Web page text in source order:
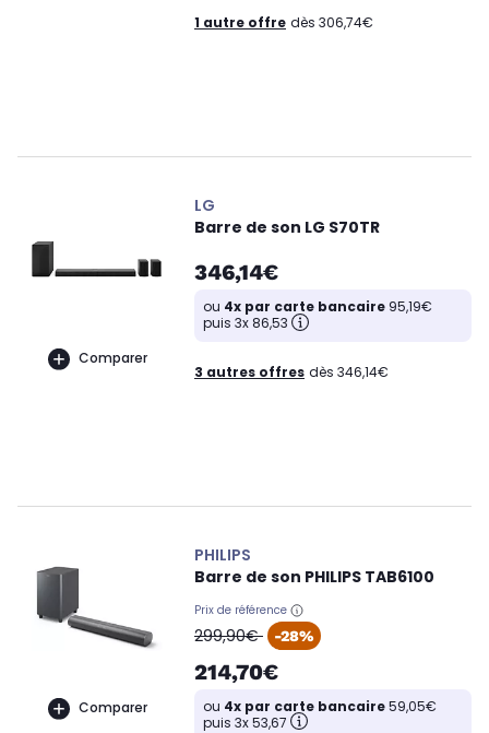
1 autre offre dès 306,74€
Comparer
LG
Barre de son LG S70TR
346,14€
ou 4x par carte bancaire 95,19€
puis 3x 86,53
3 autres offres dès 346,14€
Comparer
PHILIPS
Barre de son PHILIPS TAB6100
Prix de référence
oldPrice
299,90€ -28%
214,70€
ou 4x par carte bancaire59,05€
puis 3x 53,67